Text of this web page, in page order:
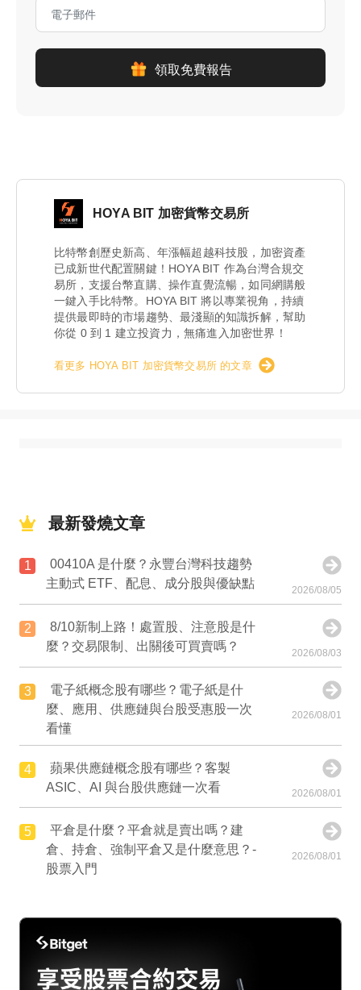
領取免費報告
HOYA BIT 加密貨幣交易所
比特幣創歷史新高、年漲幅超越科技股，加密資產
已成新世代配置關鍵！HOYA BIT 作為台灣合規交
易所，支援台幣直購、操作直覺流暢，如同網購般
一鍵入手比特幣。HOYA BIT 將以專業視角，持續
提供最即時的市場趨勢、最淺顯的知識拆解，幫助
你從 0 到 1 建立投資力，無痛進入加密世界！
看更多 HOYA BIT 加密貨幣交易所 的文章
最新發燒文章
1
00410A 是什麼？永豐台灣科技趨勢
主動式 ETF、配息、成分股與優缺點
2026/08/05
2
8/10新制上路！處置股、注意股是什
麼？交易限制、出關後可買賣嗎？
2026/08/03
3
電子紙概念股有哪些？電子紙是什
麼、應用、供應鏈與台股受惠股一次
看懂
2026/08/01
4
蘋果供應鏈概念股有哪些？客製
ASIC、AI 與台股供應鏈一次看
2026/08/01
5
平倉是什麼？平倉就是賣出嗎？建
倉、持倉、強制平倉又是什麼意思？-
股票入門
2026/08/01